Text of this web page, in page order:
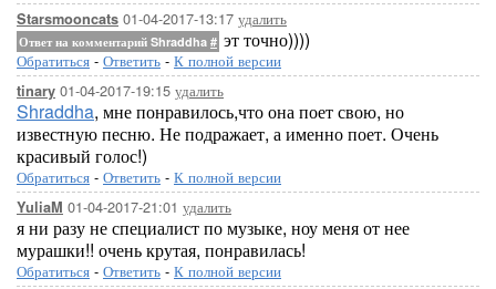
Starsmooncats 01-04-2017-13:17 удалить
Ответ на комментарий Shraddha # эт точно))))
Обратиться - Ответить - К полной версии
tinary 01-04-2017-19:15 удалить
Shraddha, мне понравилось,что она поет свою, но
известную песню. Не подражает, а именно поет. Очень
красивый голос!)
Обратиться - Ответить - К полной версии
YuliaM 01-04-2017-21:01 удалить
я ни разу не специалист по музыке, ноу меня от нее
мурашки!! очень крутая, понравилась!
Обратиться - Ответить - К полной версии